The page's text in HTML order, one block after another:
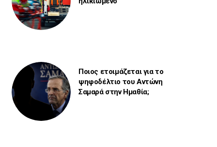
Ποιος ετοιμάζεται για το
ψηφοδέλτιο του Αντώνη
Σαμαρά στην Ημαθία;